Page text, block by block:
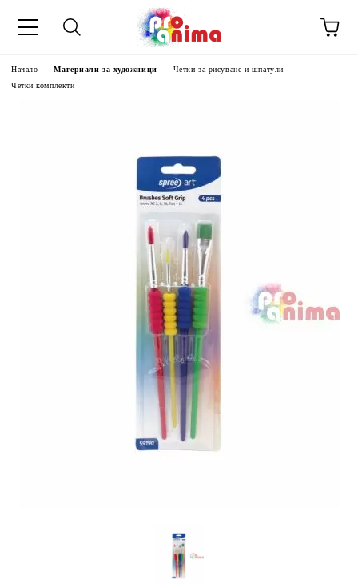
Начало Материали за художници
Четки за рисуване и шпатули
Четки комплекти